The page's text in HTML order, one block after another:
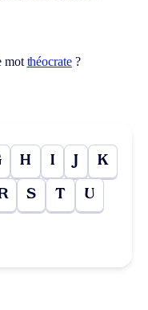
mot théocrate?
H I J K
S T U